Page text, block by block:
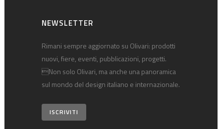
NEWSLETTER
Rimani sempre aggiornato su Olivari: prodotti
nuovi, fiere, eventi, pubblicazioni, progetti.
Non solo Olivari, ma anche una panoramica
sul mondo del design italiano e internazionale.
ISCRIVITI